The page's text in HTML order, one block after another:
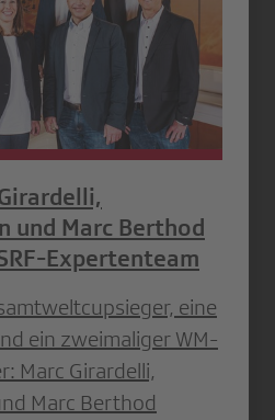
und Marc Berthod
Expertenteam
eine
ein zweimaliger WM-
Marc Girardelli,
Marc Berthod